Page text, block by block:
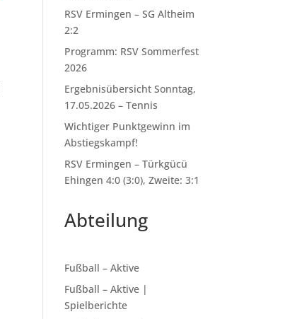
RSV Ermingen – SG Altheim
2:2
Programm: RSV Sommerfest
2026
Ergebnisübersicht Sonntag,
17.05.2026 – Tennis
Wichtiger Punktgewinn im
Abstiegskampf!
RSV Ermingen – Türkgücü
Ehingen 4:0 (3:0), Zweite: 3:1
Abteilung
Fußball – Aktive
Fußball – Aktive |
Spielberichte